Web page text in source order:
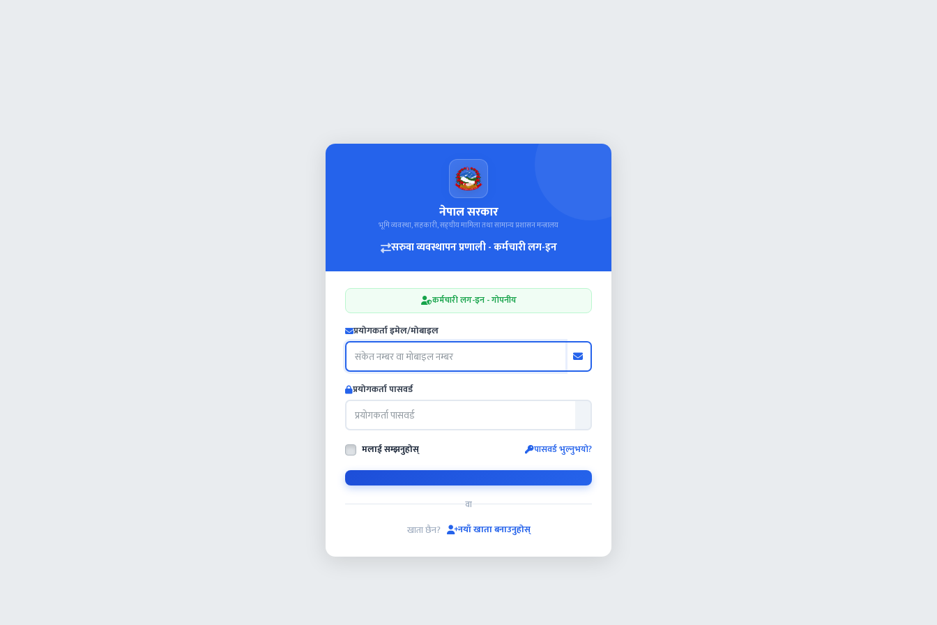
नेपाल सरकार
भूमि व्यवस्था, सहकारी, सङ्‍घीय मामिला तथा सामान्य प्रशासन मन्त्रालय
सरुवा व्यवस्थापन प्रणाली - कर्मचारी लग-इन
कर्मचारी लग-इन - गोपनीय
प्रयोगकर्ता इमेल/मोबाइल
प्रयोगकर्ता पासवर्ड
मलाई सम्झनुहोस् पासवर्ड भुल्नुभयो?
वा
खाता छैन? नयाँ खाता बनाउनुहोस्